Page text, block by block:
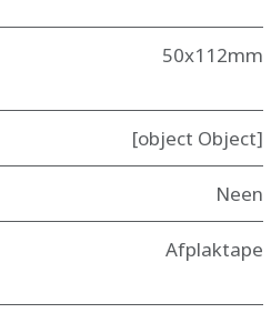
50x112mm
[object Object]
Neen
Afplaktape